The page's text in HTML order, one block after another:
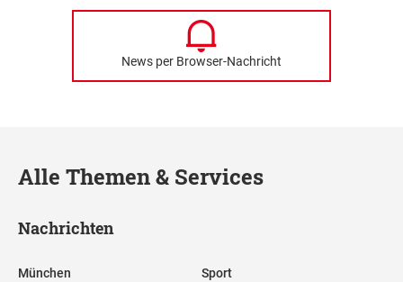
News per Browser-Nachricht
Alle Themen & Services
Nachrichten
München Sport